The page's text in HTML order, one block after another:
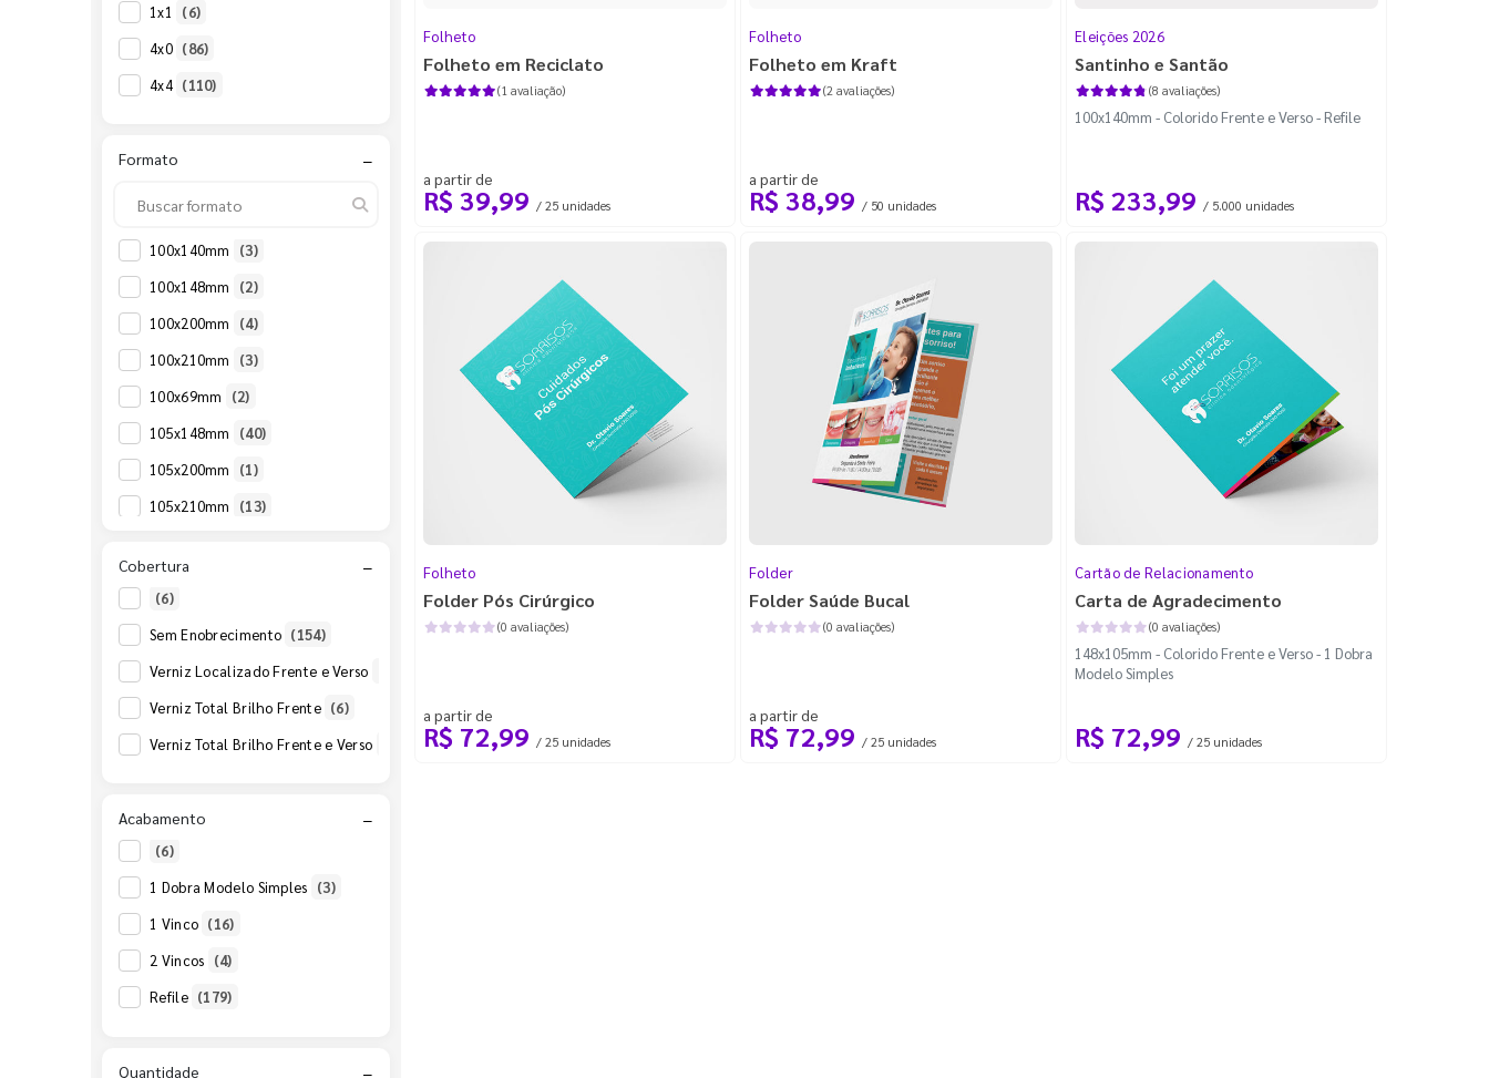
1x1
(6)
4x0 (86)
4x4 (110)
Formato −
100x140mm
(3)
100x148mm
(2)
100x200mm
(4)
100x210mm
(3)
100x69mm
(2)
105x148mm
(40)
105x200mm
(1)
105x210mm
(13)
Cobertura −
(6)
Sem Enobrecimento (154)
Verniz Localizado Frente e Verso
Verniz Total Brilho Frente (6)
Verniz Total Brilho Frente e Verso
Acabamento −
(6)
1 Dobra Modelo Simples (3)
1 Vinco (16)
2 Vincos (4)
Refile (179)
Quantidade −
Folheto
Folheto em Reciclato
(1 avaliação)
a partir de
R$ 39,99 / 25 unidades
Folheto
Folheto em Kraft
(2 avaliações)
a partir de
R$ 38,99 / 50 unidades
Eleições 2026
Santinho e Santão
(8 avaliações)
100x140mm - Colorido Frente e Verso - Refile
R$ 233,99 / 5.000 unidades
Folheto
Folder Pós Cirúrgico
(0 avaliações)
a partir de
R$ 72,99 / 25 unidades
Folder
Folder Saúde Bucal
(0 avaliações)
a partir de
R$ 72,99 / 25 unidades
Cartão de Relacionamento
Carta de Agradecimento
(0 avaliações)
148x105mm - Colorido Frente e Verso - 1 Dobra
Modelo Simples
R$ 72,99 / 25 unidades